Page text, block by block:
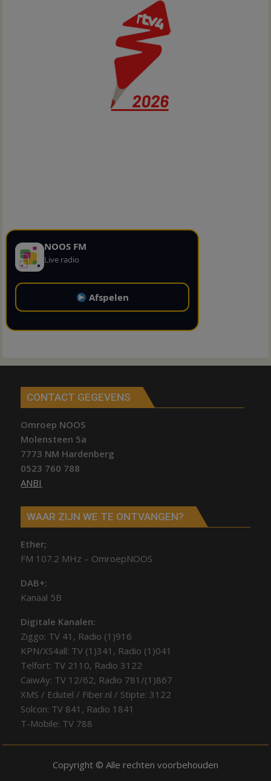
NOOS FM
Live radio
Afspelen
CONTACT GEGEVENS
Omroep NOOS
Molensteen 5a
7773 NM Hardenberg
0523 760 788
ANBI
WAAR ZIJN WE TE ONTVANGEN?
Ether;
FM 107.2 MHz – OmroepNOOS
DAB+:
Kanaal 5B
Digitale Kanalen:
Ziggo: TV 41, Radio (1)916
KPN/XS4all: TV (1)341, Radio (1)041
Telfort: TV 2110, Radio 3122
CaiwAy: TV 12/62, Radio 781/(1)867
XMS / Edutel / Fiber.nl / Stipte: 3122
Solcon: TV 841, Radio 1841
T-Mobile: TV 788
Copyright © Alle rechten voorbehouden